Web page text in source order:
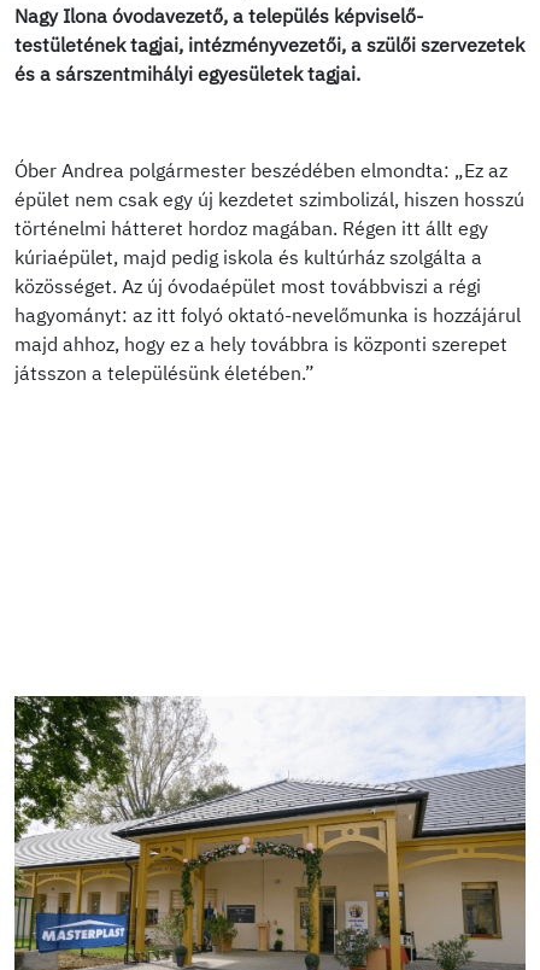
Nagy Ilona óvodavezető, a település képviselő-
testületének tagjai, intézményvezetői, a szülői szervezetek
és a sárszentmihályi egyesületek tagjai.
Óber Andrea polgármester beszédében elmondta: „Ez az
épület nem csak egy új kezdetet szimbolizál, hiszen hosszú
történelmi hátteret hordoz magában. Régen itt állt egy
kúriaépület, majd pedig iskola és kultúrház szolgálta a
közösséget. Az új óvodaépület most továbbviszi a régi
hagyományt: az itt folyó oktató-nevelőmunka is hozzájárul
majd ahhoz, hogy ez a hely továbbra is központi szerepet
játsszon a településünk életében.”